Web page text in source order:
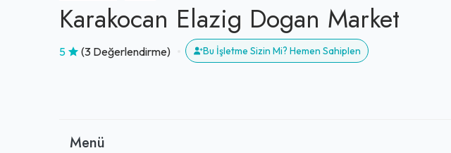
Karakocan Elazig Dogan Market
5 (3 Değerlendirme) Bu İşletme Sizin Mi? Hemen Sahiplen
Menü